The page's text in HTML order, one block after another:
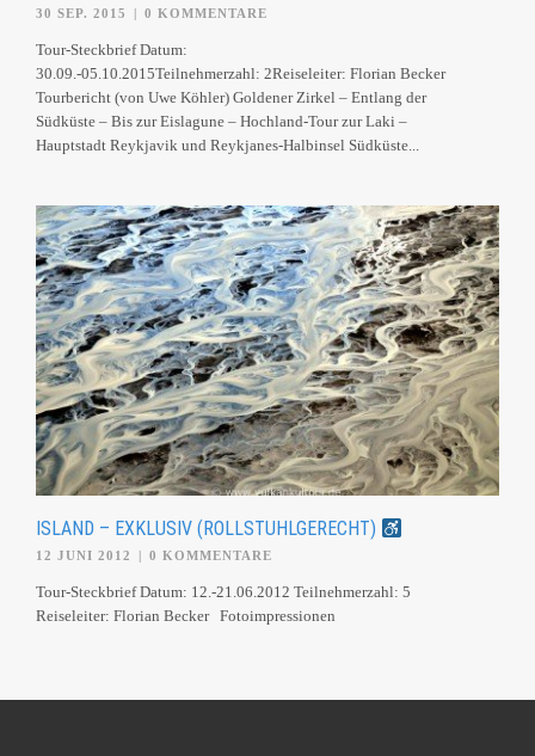
30 SEP. 2015 0 KOMMENTARE
Tour-Steckbrief Datum:
30.09.-05.10.2015Teilnehmerzahl: 2Reiseleiter: Florian Becker
Tourbericht (von Uwe Köhler) Goldener Zirkel – Entlang der
Südküste – Bis zur Eislagune – Hochland-Tour zur Laki –
Hauptstadt Reykjavik und Reykjanes-Halbinsel Südküste...
ISLAND – EXKLUSIV (ROLLSTUHLGERECHT)
12 JUNI 2012 | 0 KOMMENTARE
Tour-Steckbrief Datum: 12.-21.06.2012 Teilnehmerzahl: 5
Reiseleiter: Florian Becker Fotoimpressionen